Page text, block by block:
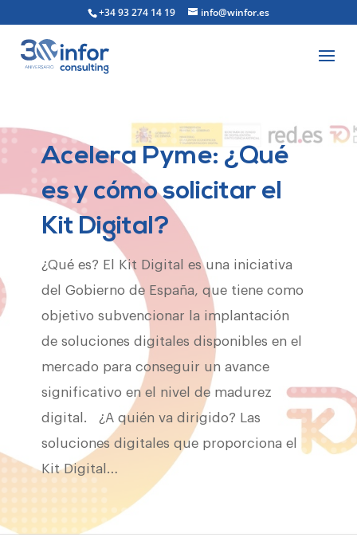
+34 93 274 14 19 info@winfor.es
Acelera Pyme: ¿Qué
es y cómo solicitar el
Kit Digital?
¿Qué es? El Kit Digital es una iniciativa
del Gobierno de España, que tiene como
objetivo subvencionar la implantación
de soluciones digitales disponibles en el
mercado para conseguir un avance
significativo en el nivel de madurez
digital. ¿A quién va dirigido? Las
soluciones digitales que proporciona el
Kit Digital…